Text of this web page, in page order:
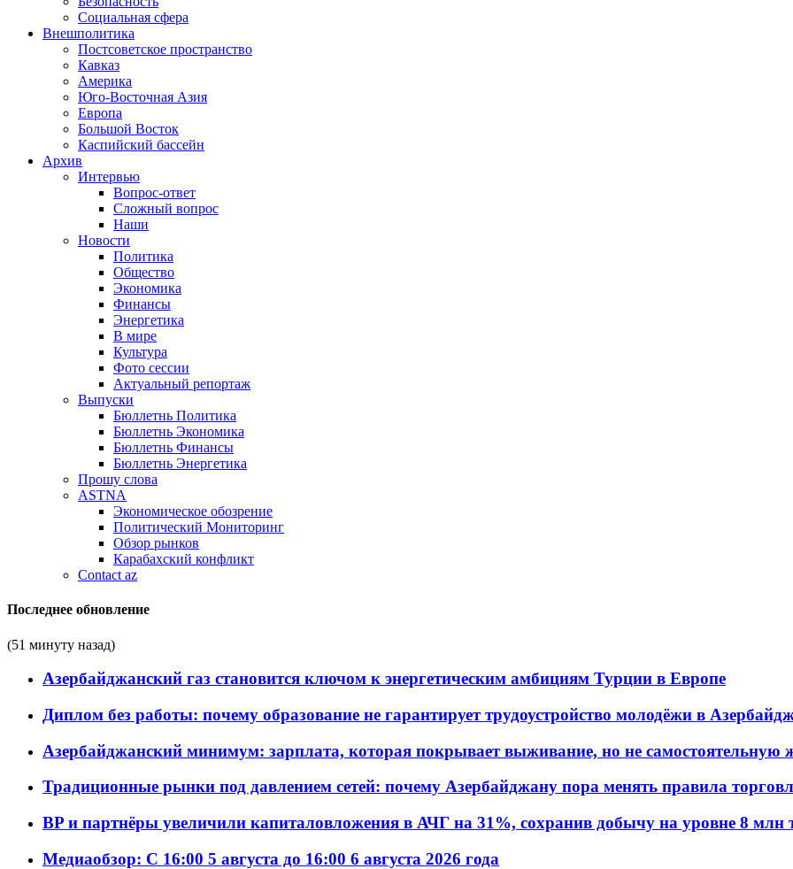
Социальная сфера
Внешполитика
Постсоветское пространство
Кавказ
Америка
Юго-Восточная Азия
Европа
Большой Восток
Каспийский бассейн
Архив
Интервью
Вопрос-ответ
Сложный вопрос
Наши
Новости
Политика
Общество
Экономика
Финансы
Энергетика
В мире
Культура
Фото сессии
Актуальный репортаж
Выпуски
Бюллетнь Политика
Бюллетнь Экономика
Бюллетнь Финансы
Бюллетнь Энергетика
Прошу слова
ASTNA
Экономическое обозрение
Политический Мониторинг
Обзор рынков
Карабахский конфликт
Contact az
Последнее обновление
(51 минуту назад)
Азербайджанский газ становится ключом к энергетическим амбициям Турции в Европе
Диплом без работы: почему образование не гарантирует трудоустройство молодёжи в
Азербайджанский минимум: зарплата, которая покрывает выживание, но не самостоятельную
Традиционные рынки под давлением сетей: почему Азербайджану пора менять правила
BP и партнёры увеличили капиталовложения в АЧГ на 31%, сохранив добычу на уровне 8 млн
Медиаобзор: С 16:00 5 августа до 16:00 6 августа 2026 года